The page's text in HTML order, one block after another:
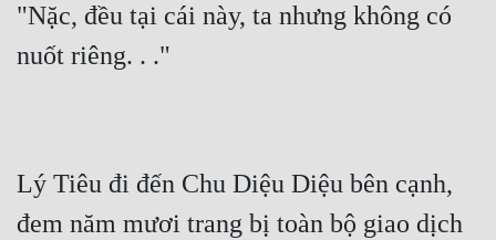
"Nặc, đều tại cái này, ta nhưng không có
nuốt riêng. . ."
Lý Tiêu đi đến Chu Diệu Diệu bên cạnh,
đem năm mươi trang bị toàn bộ giao dịch